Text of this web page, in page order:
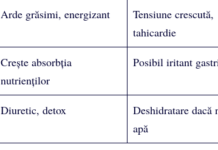
Arde grăsimi, energizant
Tensiune crescută,
tahicardie
Crește absorbția
nutrienților
Posibil iritant
Diuretic, detox
Deshidratare dacă
apă